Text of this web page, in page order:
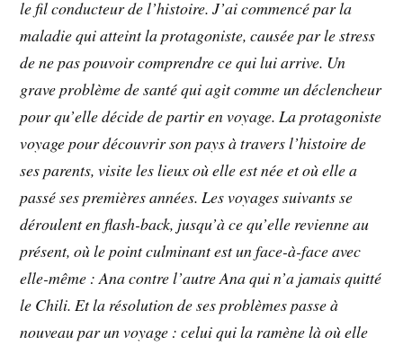
le fil conducteur de l’histoire. J’ai commencé par la
maladie qui atteint la protagoniste, causée par le stress
de ne pas pouvoir comprendre ce qui lui arrive. Un
grave problème de santé qui agit comme un déclencheur
pour qu’elle décide de partir en voyage. La protagoniste
voyage pour découvrir son pays à travers l’histoire de
ses parents, visite les lieux où elle est née et où elle a
passé ses premières années. Les voyages suivants se
déroulent en flash-back, jusqu’à ce qu’elle revienne au
présent, où le point culminant est un face-à-face avec
elle-même : Ana contre l’autre Ana qui n’a jamais quitté
le Chili. Et la résolution de ses problèmes passe à
nouveau par un voyage : celui qui la ramène là où elle